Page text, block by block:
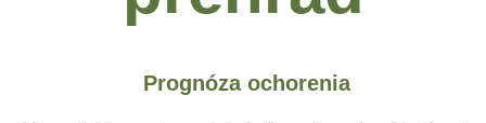
Prognóza ochorenia